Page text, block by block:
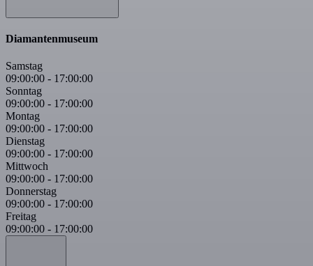
Diamantenmuseum
Samstag
09:00:00 - 17:00:00
Sonntag
09:00:00 - 17:00:00
Montag
09:00:00 - 17:00:00
Dienstag
09:00:00 - 17:00:00
Mittwoch
09:00:00 - 17:00:00
Donnerstag
09:00:00 - 17:00:00
Freitag
09:00:00 - 17:00:00